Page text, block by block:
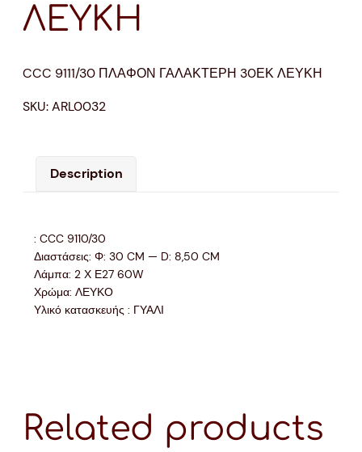
ΛΕΥΚΗ
CCC 9111/30 ΠΛΑΦΟΝ ΓΑΛΑΚΤΕΡΗ 30ΕΚ ΛΕΥΚΗ
SKU:ARL0032
Description
: CCC 9110/30
Διαστάσεις: Φ: 30 CM — D: 8,50 CM
Λάμπα: 2 Χ Ε27 60W
Χρώμα: ΛΕΥΚΟ
Υλικό κατασκευής : ΓΥΑΛΙ
Related products